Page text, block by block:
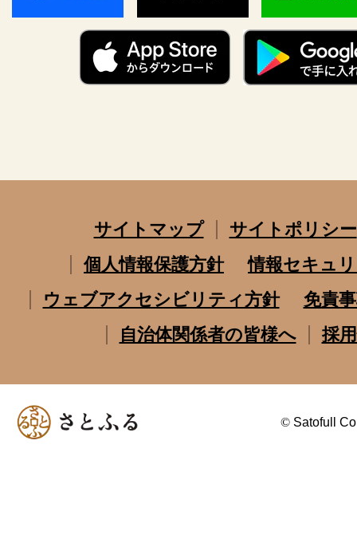
サイトマップ
サイトポリシー
個人情報保護方針
情報セキュ
ウェブアクセシビリティ方針
免責
自治体関係者の皆様へ
採
© Satofull